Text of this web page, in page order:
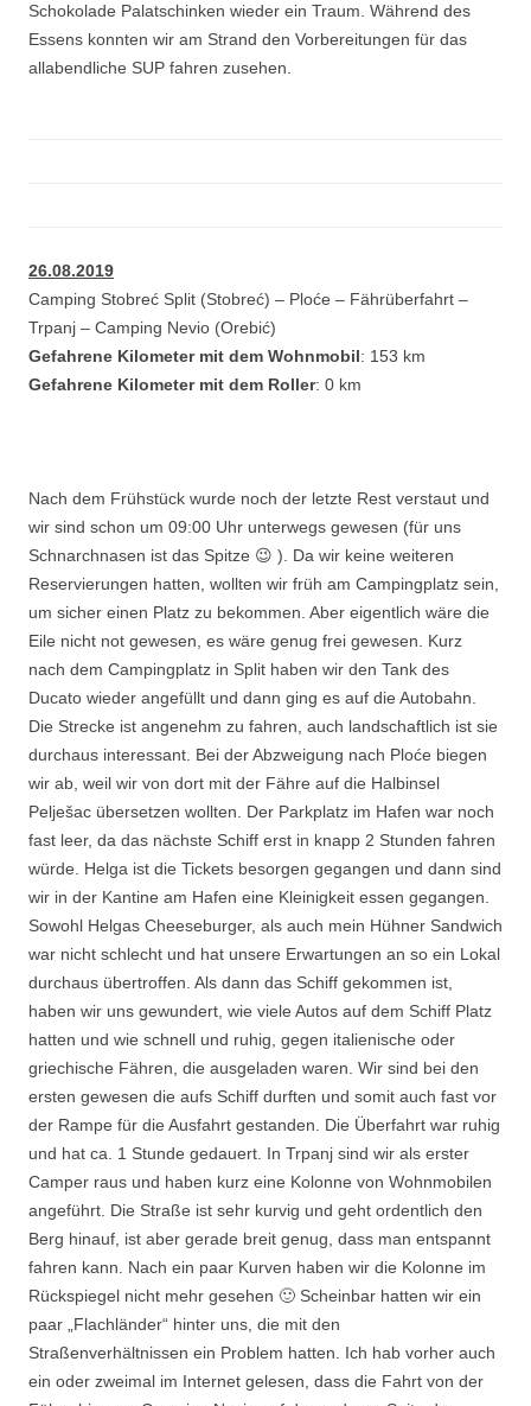
Schokolade Palatschinken wieder ein Traum. Während des
Essens konnten wir am Strand den Vorbereitungen für das
allabendliche SUP fahren zusehen.
26.08.2019
Camping Stobreć Split (Stobreć) – Ploće – Fährüberfahrt –
Trpanj – Camping Nevio (Orebić)
Gefahrene Kilometer mit dem Wohnmobil: 153 km
Gefahrene Kilometer mit dem Roller: 0 km
Nach dem Frühstück wurde noch der letzte Rest verstaut und
wir sind schon um 09:00 Uhr unterwegs gewesen (für uns
Schnarchnasen ist das Spitze 😉 ). Da wir keine weiteren
Reservierungen hatten, wollten wir früh am Campingplatz sein,
um sicher einen Platz zu bekommen. Aber eigentlich wäre die
Eile nicht not gewesen, es wäre genug frei gewesen. Kurz
nach dem Campingplatz in Split haben wir den Tank des
Ducato wieder angefüllt und dann ging es auf die Autobahn.
Die Strecke ist angenehm zu fahren, auch landschaftlich ist sie
durchaus interessant. Bei der Abzweigung nach Ploće biegen
wir ab, weil wir von dort mit der Fähre auf die Halbinsel
Pelješac übersetzen wollten. Der Parkplatz im Hafen war noch
fast leer, da das nächste Schiff erst in knapp 2 Stunden fahren
würde. Helga ist die Tickets besorgen gegangen und dann sind
wir in der Kantine am Hafen eine Kleinigkeit essen gegangen.
Sowohl Helgas Cheeseburger, als auch mein Hühner Sandwich
war nicht schlecht und hat unsere Erwartungen an so ein Lokal
durchaus übertroffen. Als dann das Schiff gekommen ist,
haben wir uns gewundert, wie viele Autos auf dem Schiff Platz
hatten und wie schnell und ruhig, gegen italienische oder
griechische Fähren, die ausgeladen waren. Wir sind bei den
ersten gewesen die aufs Schiff durften und somit auch fast vor
der Rampe für die Ausfahrt gestanden. Die Überfahrt war ruhig
und hat ca. 1 Stunde gedauert. In Trpanj sind wir als erster
Camper raus und haben kurz eine Kolonne von Wohnmobilen
angeführt. Die Straße ist sehr kurvig und geht ordentlich den
Berg hinauf, ist aber gerade breit genug, dass man entspannt
fahren kann. Nach ein paar Kurven haben wir die Kolonne im
Rückspiegel nicht mehr gesehen 🙂 Scheinbar hatten wir ein
paar „Flachländer“ hinter uns, die mit den
Straßenverhältnissen ein Problem hatten. Ich hab vorher auch
ein oder zweimal im Internet gelesen, dass die Fahrt von der